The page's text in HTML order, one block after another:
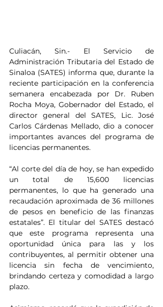
Culiacán, Sin.- El Servicio de
Administración Tributaria del Estado de
Sinaloa (SATES) informa que, durante la
reciente participación en la conferencia
semanera encabezada por Dr. Ruben
Rocha Moya, Gobernador del Estado, el
director general del SATES, Lic. José
Carlos Cárdenas Mellado, dio a conocer
importantes avances del programa de
licencias permanentes.
“Al corte del día de hoy, se han expedido
un total de 15,600 licencias
permanentes, lo que ha generado una
recaudación aproximada de 36 millones
de pesos en beneficio de las finanzas
estatales”. El titular del SATES destacó
que este programa representa una
oportunidad única para las y los
contribuyentes, al permitir obtener una
licencia sin fecha de vencimiento,
brindando certeza y comodidad a largo
plazo.